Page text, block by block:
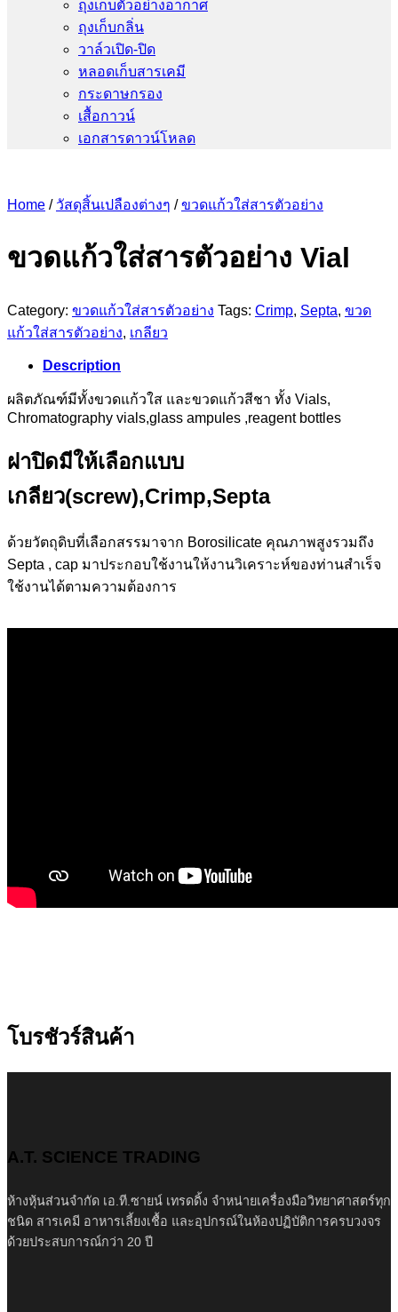
ถุงเก็บตัวอย่างอากาศ
ถุงเก็บกลิ่น
วาล์วเปิด-ปิด
หลอดเก็บสารเคมี
กระดาษกรอง
เสื้อกาวน์
เอกสารดาวน์โหลด
Home / วัสดุสิ้นเปลืองต่างๆ / ขวดแก้วใส่สารตัวอย่าง
ขวดแก้วใส่สารตัวอย่าง Vial
Category: ขวดแก้วใส่สารตัวอย่าง Tags: Crimp, Septa, ขวด
แก้วใส่สารตัวอย่าง, เกลียว
Description
ผลิตภัณฑ์มีทั้งขวดแก้วใส และขวดแก้วสีชา ทั้ง Vials,
Chromatography vials,glass ampules ,reagent bottles
ฝาปิดมีให้เลือกแบบ
เกลียว(screw),Crimp,Septa
ด้วยวัตถุดิบที่เลือกสรรมาจาก Borosilicate คุณภาพสูงรวมถึง
Septa , cap มาประกอบใช้งานให้งานวิเคราะห์ของท่านสำเร็จ
ใช้งานได้ตามความต้องการ
โบรชัวร์สินค้า
A.T. SCIENCE TRADING
ห้างหุ้นส่วนจำกัด เอ.ที.ซายน์ เทรดดิ้ง จำหน่ายเครื่องมือวิทยาศาสตร์ทุก
ชนิด สารเคมี อาหารเลี้ยงเชื้อ และอุปกรณ์ในห้องปฏิบัติการครบวงจร
ด้วยประสบการณ์กว่า 20 ปี